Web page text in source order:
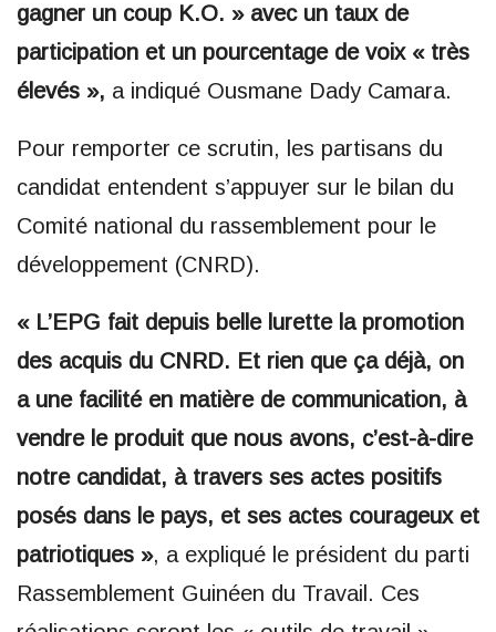
gagner un coup K.O. » avec un taux de
participation et un pourcentage de voix « très
élevés », a indiqué Ousmane Dady Camara.
Pour remporter ce scrutin, les partisans du
candidat entendent s’appuyer sur le bilan du
Comité national du rassemblement pour le
développement (CNRD).
« L’EPG fait depuis belle lurette la promotion
des acquis du CNRD. Et rien que ça déjà, on
a une facilité en matière de communication, à
vendre le produit que nous avons, c’est-à-dire
notre candidat, à travers ses actes positifs
posés dans le pays, et ses actes courageux et
patriotiques », a expliqué le président du parti
Rassemblement Guinéen du Travail. Ces